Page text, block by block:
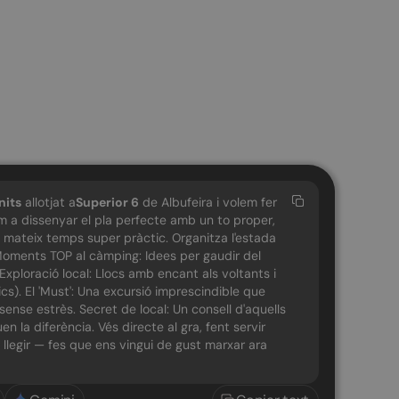
nits allotjat aSuperior 6 de Albufeira i volem fer
a dissenyar el pla perfecte amb un to proper,
temps super pràctic. Organitza l'estada
TOP al càmping: Idees per gaudir del
local: Llocs amb encant als voltants i
El 'Must': Una excursió imprescindible que
estrès. Secret de local: Un consell d'aquells
la diferència. Vés directe al gra, fent servir
— fes que ens vingui de gust marxar ara